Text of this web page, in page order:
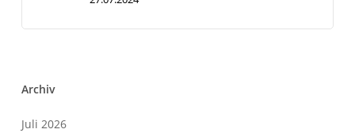
Archiv
Juli 2026